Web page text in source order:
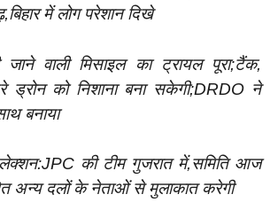
में लोग परेशान दिखे
वाली मिसाइल का ट्रायल पूरा;टैंक,
ड्रोन को निशाना बना सकेगी;DRDO ने
बनाया
की टीम गुजरात में,समिति आज
अन्य दलों के नेताओं से मुलाकात करेगी